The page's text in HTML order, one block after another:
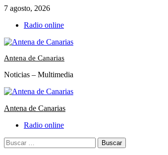
Saltar
contenido
7 agosto, 2026
Radio online
Antena de Canarias
Noticias – Multimedia
Menú
Antena de Canarias
Radio online
Buscar: